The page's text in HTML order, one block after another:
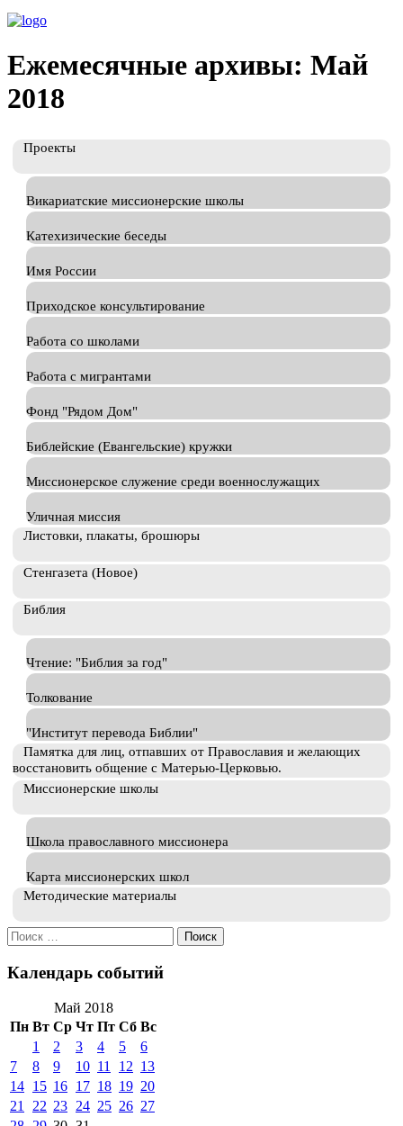
Ежемесячные архивы: Май
2018
Проекты
Викариатские миссионерские школы
Катехизические беседы
Имя России
Приходское консультирование
Работа со школами
Работа с мигрантами
Фонд "Рядом Дом"
Библейские (Евангельские) кружки
Миссионерское служение среди военнослужащих
Уличная миссия
Листовки, плакаты, брошюры
Стенгазета (Новое)
Библия
Чтение: "Библия за год"
Толкование
"Институт перевода Библии"
Памятка для лиц, отпавших от Православия и желающих
восстановить общение с Матерью-Церковью.
Миссионерские школы
Школа православного миссионера
Карта миссионерских школ
Методические материалы
Искать:
Календарь событий
Май 2018
Пн Вт Ср Чт Пт Сб Вс
1
2 3 4 5
6
7
8 9 10 11 12 13
14 15 16 17 18 19 20
21
22 23 24 25 26 27